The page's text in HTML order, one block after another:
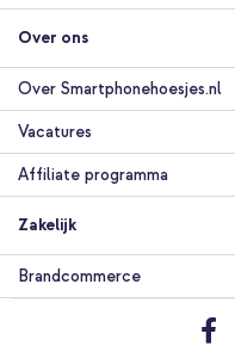
Over ons
Over Smartphonehoesjes.nl
Vacatures
Affiliate programma
Zakelijk
Brandcommerce